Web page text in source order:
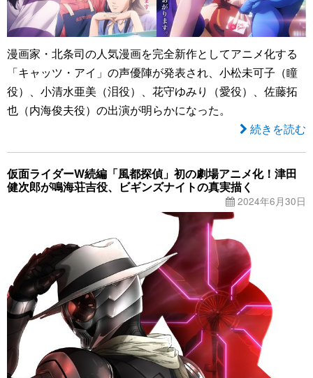
漫画家・北条司の人気漫画を完全新作としてアニメ化する
「キャッツ・アイ」の声優陣が発表され、小松未可子（瞳
役）、小清水亜美（泪役）、花守ゆみり（愛役）、佐藤拓
也（内海俊夫役）の出演が明らかになった。
続きを読む
仮面ライダーW続編「風都探偵」初の劇場アニメ化！津田
健次郎が鳴海荘吉役、ビギンズナイトの真実描く
2024年6月30日